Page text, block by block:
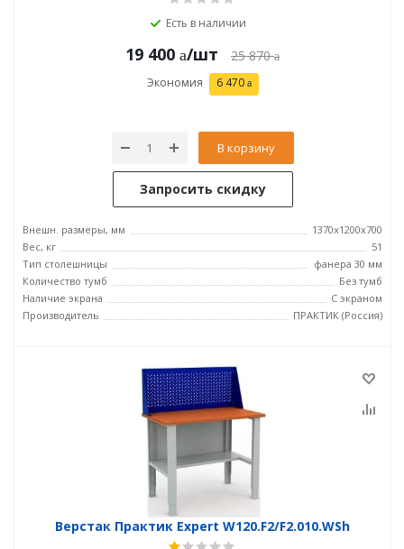
Есть в наличии
19 400 /шт 25 870
Экономия 6 470
В корзину
Запросить скидку
Внешн. размеры, мм
1370x1200x700
Вес, кг
51
Тип столешницы
фанера 30 мм
Количество тумб
Без тумб
Наличие экрана
С экраном
Производитель
ПРАКТИК (Россия)
Верстак Практик Expert W120.F2/F2.010.WSh